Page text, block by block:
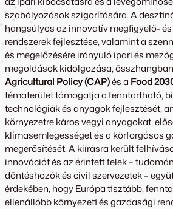
szabályozások szigorítására. A
hangsúlyos az innovatív megfigyelő-
rendszerek fejlesztése, valamint a
és megelőzésére irányuló ipari és
megoldások kidolgozása,
Agricultural Policy (CAP)és a Food
tématerület támogatja a fenntartható,
technológiák és anyagok fejlesztését,
környezetre káros vegyi anyagokat,
klímasemlegességet és a körforgásos
megerősítését. A kiírásra került
innovációt és az érintett felek –
döntéshozók és civil szervezetek –
érdekében, hogy Európa tisztább,
ellenállóbb környezeti és gazdasági